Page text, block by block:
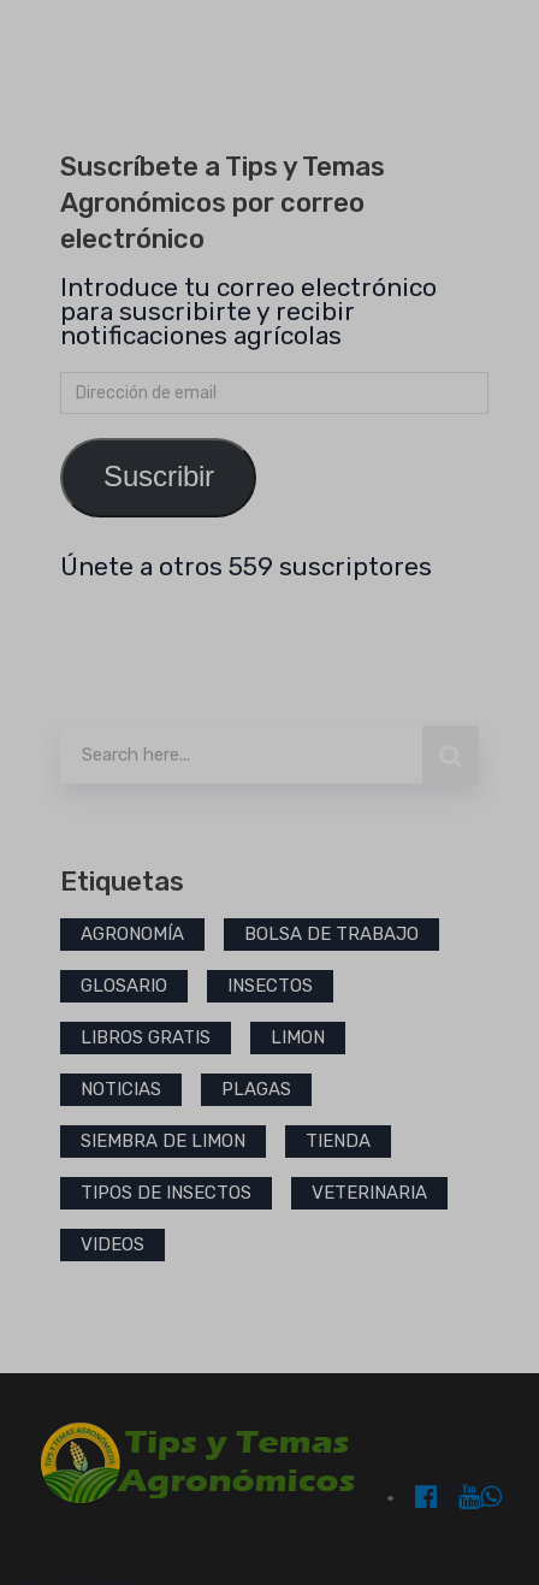
Suscríbete a Tips y Temas
Agronómicos por correo
electrónico
Introduce tu correo electrónico
para suscribirte y recibir
notificaciones agrícolas
Dirección
de
Suscribir
Únete a otros 559 suscriptores
Etiquetas
AGRONOMÍA BOLSA DE TRABAJO
GLOSARIO INSECTOS
LIBROS GRATIS LIMON
NOTICIAS PLAGAS
SIEMBRA DE LIMON TIENDA
TIPOS DE INSECTOS VETERINARIA
VIDEOS